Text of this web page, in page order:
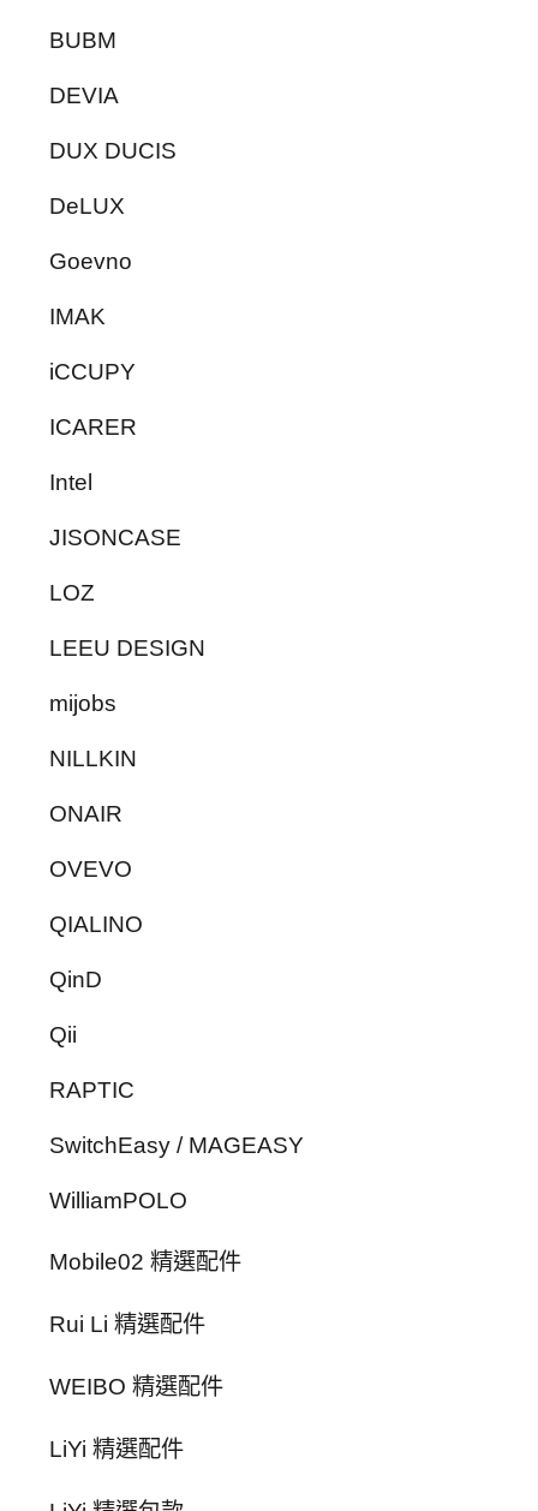
BUBM
DEVIA
DUX DUCIS
DeLUX
Goevno
IMAK
iCCUPY
ICARER
Intel
JISONCASE
LOZ
LEEU DESIGN
mijobs
NILLKIN
ONAIR
OVEVO
QIALINO
QinD
Qii
RAPTIC
SwitchEasy / MAGEASY
WilliamPOLO
Mobile02 精選配件
Rui Li 精選配件
WEIBO 精選配件
LiYi 精選配件